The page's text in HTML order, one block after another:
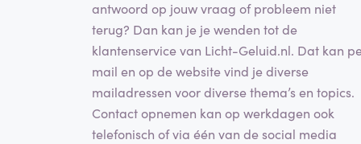
antwoord op jouw vraag of probleem niet
terug? Dan kan je je wenden tot de
klantenservice van Licht-Geluid.nl. Dat kan
mail en op de website vind je diverse
mailadressen voor diverse thema’s en topics.
Contact opnemen kan op werkdagen ook
telefonisch of via één van de social media